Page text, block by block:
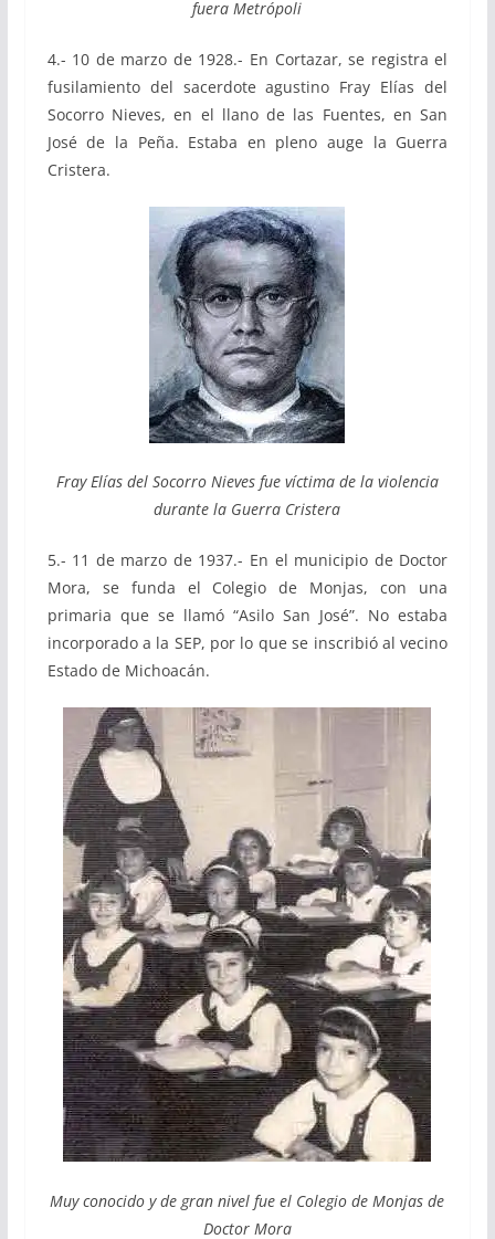
fuera Metrópoli
4.- 10 de marzo de 1928.- En Cortazar, se registra el
fusilamiento del sacerdote agustino Fray Elías del
Socorro Nieves, en el llano de las Fuentes, en San
José de la Peña. Estaba en pleno auge la Guerra
Cristera.
Fray Elías del Socorro Nieves fue víctima de la violencia
durante la Guerra Cristera
5.- 11 de marzo de 1937.- En el municipio de Doctor
Mora, se funda el Colegio de Monjas, con una
primaria que se llamó “Asilo San José”. No estaba
incorporado a la SEP, por lo que se inscribió al vecino
Estado de Michoacán.
Muy conocido y de gran nivel fue el Colegio de Monjas de
Doctor Mora